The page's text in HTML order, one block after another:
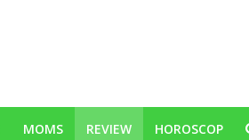
MOMS REVIEW HOROSCOP